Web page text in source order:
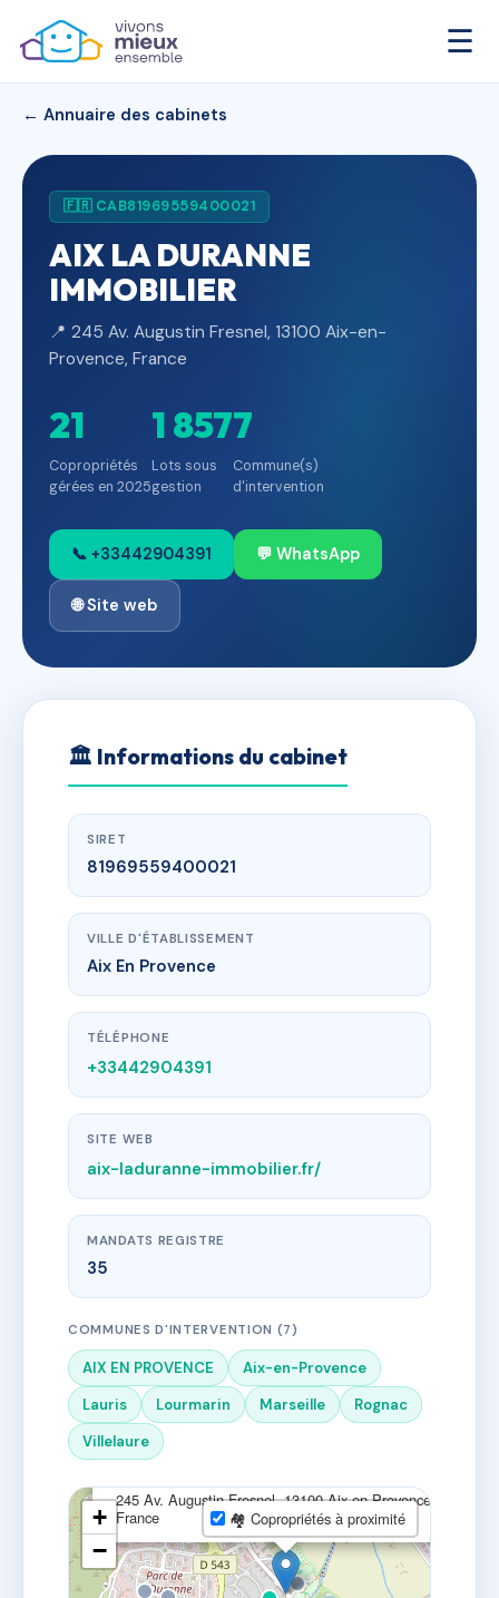
☰
← Annuaire des cabinets
🇫🇷 CAB81969559400021
AIX LA DURANNE
IMMOBILIER
📍 245 Av. Augustin Fresnel, 13100 Aix-en-
Provence, France
21
Copropriétés
gérées en 2025
1 857
Lots sous
gestion
7
Commune(s)
d'intervention
📞 +33442904391 💬 WhatsApp
🌐 Site web
🏛 Informations du cabinet
SIRET
81969559400021
VILLE D'ÉTABLISSEMENT
Aix En Provence
TÉLÉPHONE
+33442904391
SITE WEB
aix-laduranne-immobilier.fr/
MANDATS REGISTRE
35
COMMUNES D'INTERVENTION (7)
AIX EN PROVENCE
Aix-en-Provence
Lauris
Lourmarin Marseille
Rognac
Villelaure
AIX LA DURANNE IMMOBILIER
245 Av. Augustin Fresnel, 13100 Aix-en-Provence,
France
+
−
🏘 Copropriétés à proximité